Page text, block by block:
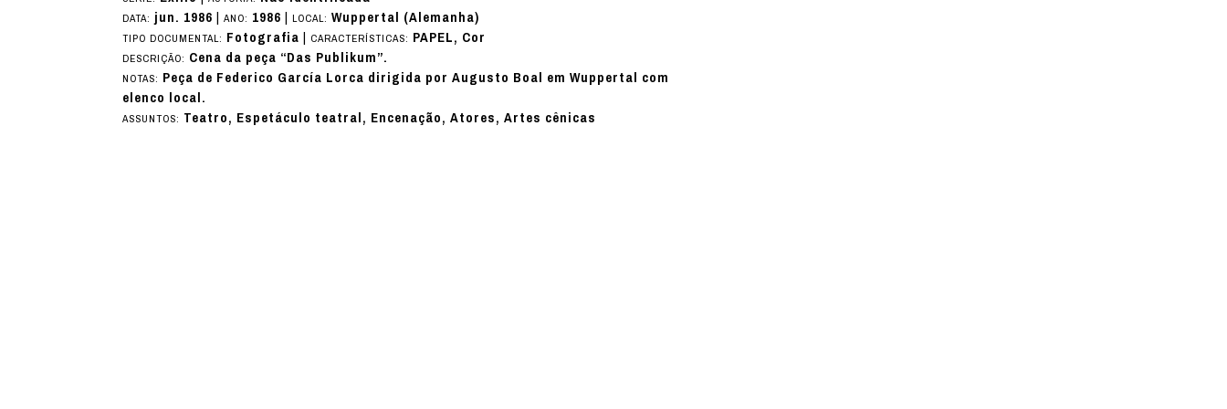
DATA:jun. 1986|ANO: 1986|LOCAL:Wuppertal (Alemanha)
TIPO DOCUMENTAL: Fotografia| CARACTERÍSTICAS: PAPEL, Cor
DESCRIÇÃO: Cena da peça “Das Publikum”.
NOTAS: Peça de Federico García Lorca dirigida por Augusto Boal em Wuppertal com
elenco local.
ASSUNTOS: Teatro, Espetáculo teatral, Encenação, Atores, Artes cênicas